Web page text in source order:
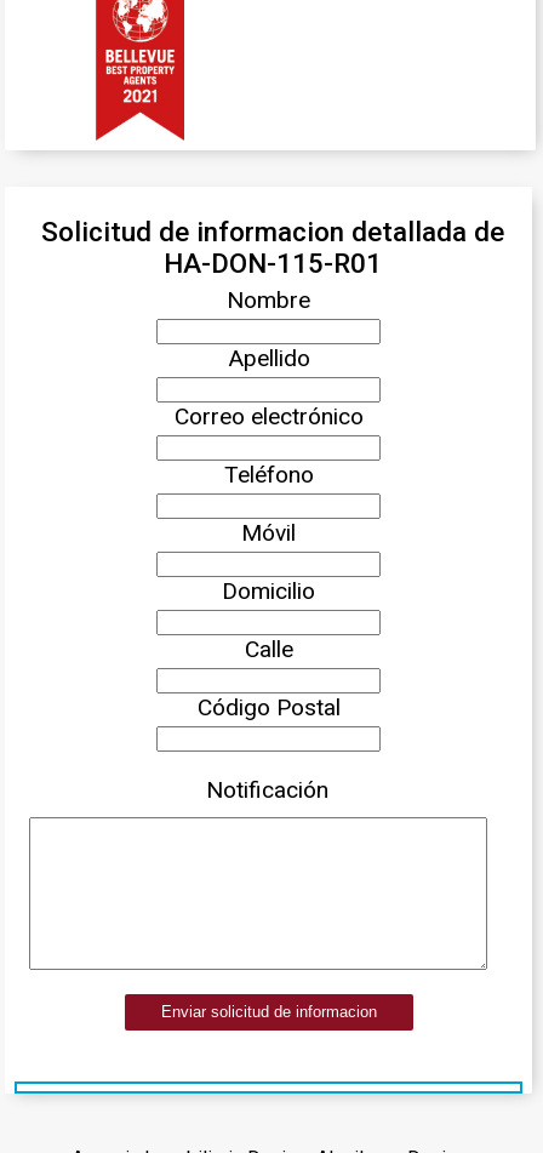
Solicitud de informacion detallada de
HA-DON-115-R01
Nombre
Apellido
Correo electrónico
Teléfono
Móvil
Domicilio
Calle
Código Postal
Notificación
Enviar solicitud de informacion